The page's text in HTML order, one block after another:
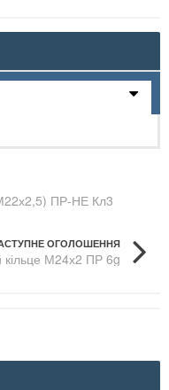
ПР-НЕ Кл3
ОГОЛОШЕННЯ
кільце М24х2 ПР 6g